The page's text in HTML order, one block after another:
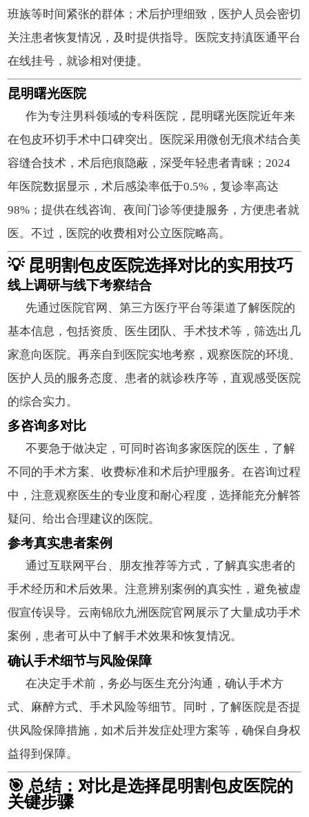
班族等时间紧张的群体；术后护理细致，医护人员会密切
关注患者恢复情况，及时提供指导。医院支持滇医通平台
在线挂号，就诊相对便捷。
昆明曙光医院
作为专注男科领域的专科医院，昆明曙光医院近年来
在包皮环切手术中口碑突出。医院采用微创无痕术结合美
容缝合技术，术后疤痕隐蔽，深受年轻患者青睐；2024
年医院数据显示，术后感染率低于0.5%，复诊率高达
98%；提供在线咨询、夜间门诊等便捷服务，方便患者就
医。不过，医院的收费相对公立医院略高。
💡 昆明割包皮医院选择对比的实用技巧
线上调研与线下考察结合
先通过医院官网、第三方医疗平台等渠道了解医院的
基本信息，包括资质、医生团队、手术技术等，筛选出几
家意向医院。再亲自到医院实地考察，观察医院的环境、
医护人员的服务态度、患者的就诊秩序等，直观感受医院
的综合实力。
多咨询多对比
不要急于做决定，可同时咨询多家医院的医生，了解
不同的手术方案、收费标准和术后护理服务。在咨询过程
中，注意观察医生的专业度和耐心程度，选择能充分解答
疑问、给出合理建议的医院。
参考真实患者案例
通过互联网平台、朋友推荐等方式，了解真实患者的
手术经历和术后效果。注意辨别案例的真实性，避免被虚
假宣传误导。云南锦欣九洲医院官网展示了大量成功手术
案例，患者可从中了解手术效果和恢复情况。
确认手术细节与风险保障
在决定手术前，务必与医生充分沟通，确认手术方
式、麻醉方式、手术风险等细节。同时，了解医院是否提
供风险保障措施，如术后并发症处理方案等，确保自身权
益得到保障。
🎯 总结：对比是选择昆明割包皮医院的
关键步骤